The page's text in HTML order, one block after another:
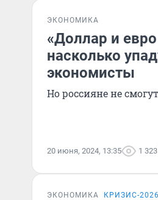
ЭКОНОМИКА
«Доллар и
насколько
экономисты
Но россияне не
20 июня, 2024, 13:35 1 323
ЭКОНОМИКА КРИЗИС-2026